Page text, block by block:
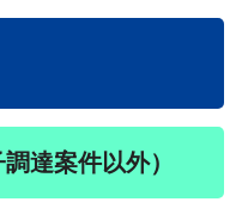
達案件以外）